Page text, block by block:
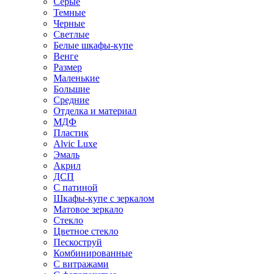
Темные
Черные
Светлые
Белые шкафы-купе
Венге
Размер
Маленькие
Большие
Средние
Отделка и материал
МДФ
Пластик
Alvic Luxe
Эмаль
Акрил
ДСП
С патиной
Шкафы-купе с зеркалом
Матовое зеркало
Стекло
Цветное стекло
Пескоструй
Комбинированные
С витражами